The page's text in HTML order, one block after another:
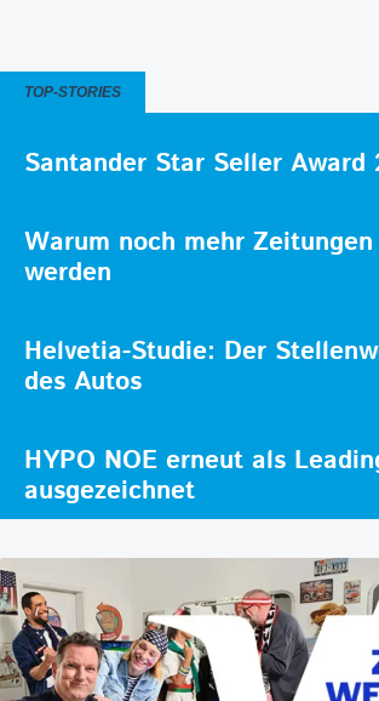
TOP-STORIES
Santander Star Seller Award
Warum noch mehr
werden
Helvetia-Studie: Der
des Autos
HYPO NOE erneut als
ausgezeichnet